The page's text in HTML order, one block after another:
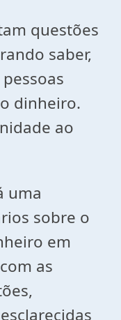
questões
saber,
dinheiro.
ao
uma
sobre o
em
as